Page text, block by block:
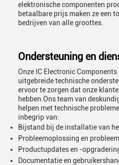
elektronische componenten
betaalbare prijs maken ze een
bedrijven van alle groottes.
Ondersteuning en
Onze IC Electronic
uitgebreide technische
ervoor te zorgen dat onze
hebben.Ons team van
helpen met technische
inbegrip van:
Bijstand bij de installatie van
Probleemoplossing en
Productupdates en -
Documentatie en